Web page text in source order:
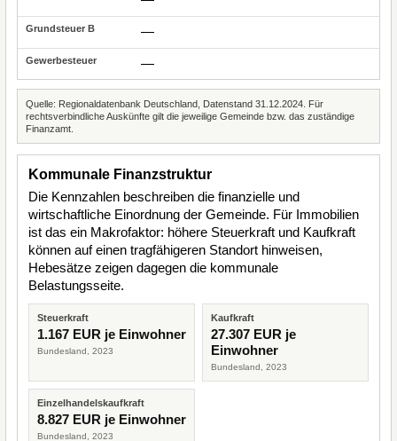
—
—
Quelle: Regionaldatenbank Deutschland, Datenstand 31.12.2024. Für
rechtsverbindliche Auskünfte gilt die jeweilige Gemeinde bzw. das zuständige
Finanzamt.
Kommunale Finanzstruktur
Die Kennzahlen beschreiben die finanzielle und
wirtschaftliche Einordnung der Gemeinde. Für Immobilien
ist das ein Makrofaktor: höhere Steuerkraft und Kaufkraft
können auf einen tragfähigeren Standort hinweisen,
Hebesätze zeigen dagegen die kommunale
Belastungsseite.
Steuerkraft
1.167 EUR je Einwohner
Bundesland, 2023
Kaufkraft
27.307 EUR je
Einwohner
Bundesland, 2023
Einzelhandelskaufkraft
8.827 EUR je Einwohner
Bundesland, 2023